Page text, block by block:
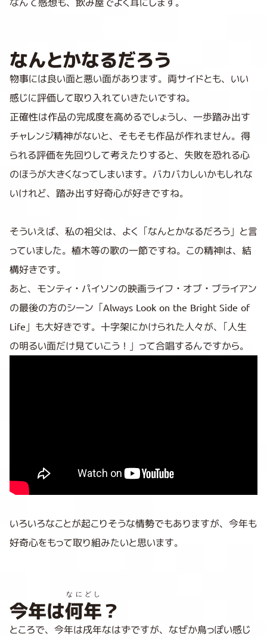
なんて感想も、飲み屋でよく耳にします。
なんとかなるだろう
物事には良い面と悪い面があります。両サイドとも、いい
感じに評価して取り入れていきたいですね。
正確性は作品の完成度を高めるでしょうし、一歩踏み出す
チャレンジ精神がないと、そもそも作品が作れません。得
られる評価を先回りして考えたりすると、失敗を恐れる心
のほうが大きくなってしまいます。バカバカしいかもしれな
いけれど、踏み出す好奇心が好きですね。
そういえば、私の祖父は、よく「なんとかなるだろう」と言
っていました。植木等の歌の一節ですね。この精神は、結
構好きです。
あと、モンティ・パイソンの映画ライフ・オブ・ブライアン
の最後の方のシーン「Always Look on the Bright Side of
Life」も大好きです。十字架にかけられた人々が、「人生
の明るい面だけ見ていこう！」って合唱するんですから。
いろいろなことが起こりそうな情勢でもありますが、今年も
好奇心をもって取り組みたいと思います。
今年は何年
なにどし
？
ところで、今年は戌年なはずですが、なぜか鳥っぽい感じ